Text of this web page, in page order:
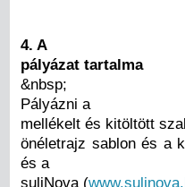
4. A
pályázat tartalma
&nbsp;
Pályázni a
mellékelt és kitöltött
önéletrajz sablon és a
és a
suliNova (